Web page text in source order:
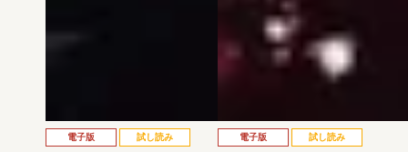
電子版 試し読み 電子版 試し読み